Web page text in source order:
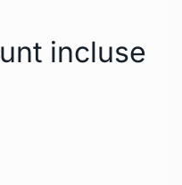
incluse